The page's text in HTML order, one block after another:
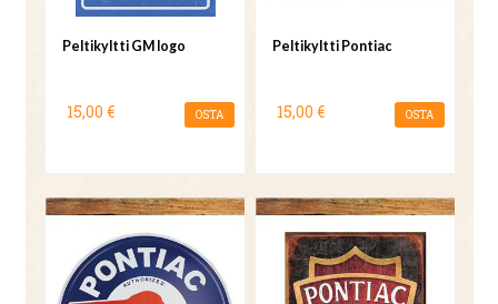
Peltikyltti GM logo
15,00 € OSTA
Peltikyltti Pontiac
15,00 € OSTA